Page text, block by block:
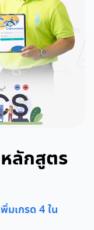
ลักสูตร
มเกรด 4 ใน